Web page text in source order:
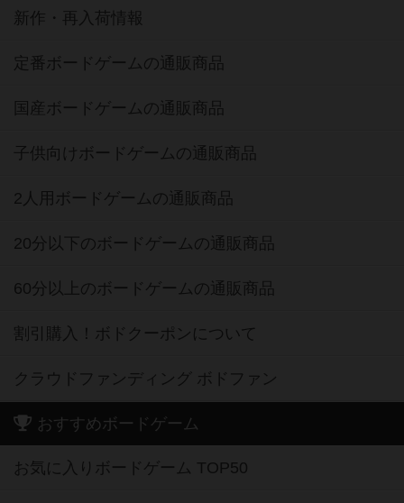
新作・再入荷情報
定番ボードゲームの通販商品
国産ボードゲームの通販商品
子供向けボードゲームの通販商品
2人用ボードゲームの通販商品
20分以下のボードゲームの通販商品
60分以上のボードゲームの通販商品
割引購入！ボドクーポンについて
クラウドファンディング ボドファン
おすすめボードゲーム
お気に入りボードゲーム TOP50